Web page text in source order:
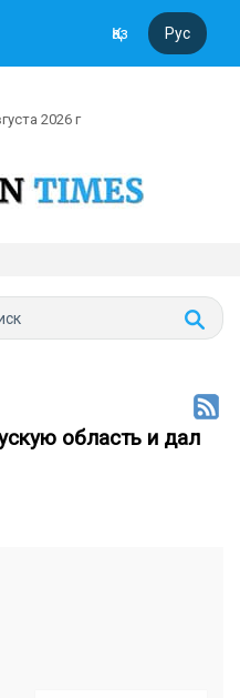
Қаз Рус
2026 г
область и дал